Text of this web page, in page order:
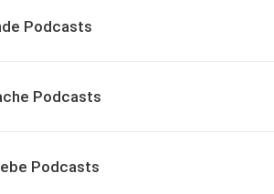
Podcasts
Podcasts
Podcasts